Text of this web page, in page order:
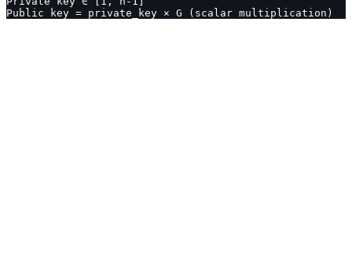
Public key = private_key × G (scalar multiplication)